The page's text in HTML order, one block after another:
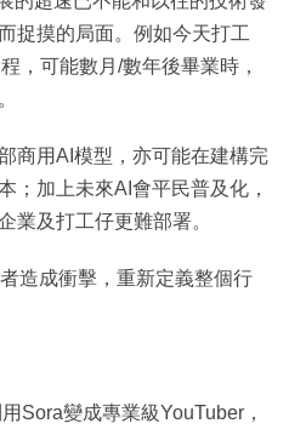
捉摸的局面。例如今天打工
，可能數月/數年後畢業時，
商用AI模型，亦可能在建構完
；加上未來AI會平民普及化，
業及打工仔更難部署。
造成衝擊，重新定義整個行
Sora變成專業級YouTuber，